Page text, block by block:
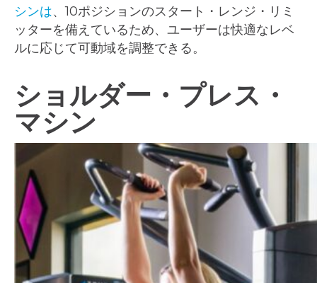
シンは、10ポジションのスタート・レンジ・リミ
ッターを備えているため、ユーザーは快適なレベ
ルに応じて可動域を調整できる。
ショルダー・プレス・
マシン